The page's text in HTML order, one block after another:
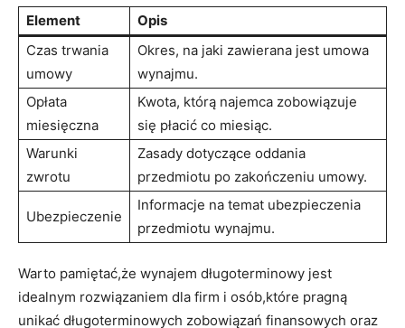
Element
Opis
Czas trwania
umowy
Okres, na jaki zawierana jest umowa
wynajmu.
Opłata
miesięczna
Kwota,⁢ którą ​najemca zobowiązuje
się płacić co ​miesiąc.
Warunki
zwrotu
Zasady dotyczące‌ oddania‌
przedmiotu po zakończeniu​ umowy.
Ubezpieczenie
Informacje na temat ubezpieczenia
przedmiotu wynajmu.
Warto pamiętać,że wynajem długoterminowy jest
idealnym ‌rozwiązaniem​ dla firm i‍ osób,które pragną
unikać długoterminowych zobowiązań finansowych oraz